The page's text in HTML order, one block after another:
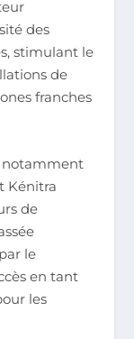
des
stimulant le
de
franches
notamment
Kénitra
de
le
en tant
les